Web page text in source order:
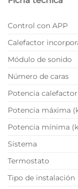
Control con APP
Calefactor
Módulo de sonido
Número de caras
Potencia
Potencia máxima
Potencia mínima
Sistema
Termostato
Tipo de instalación